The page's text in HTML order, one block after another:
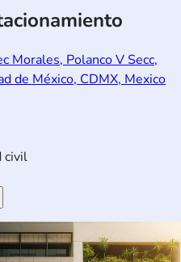
Morales, Polanco V Secc,
de México, CDMX, Mexico
civil